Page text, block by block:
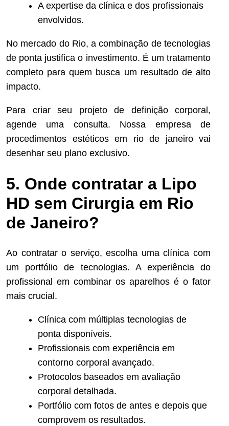
A expertise da clínica e dos profissionais
envolvidos.
No mercado do Rio, a combinação de tecnologias
de ponta justifica o investimento. É um tratamento
completo para quem busca um resultado de alto
impacto.
Para criar seu projeto de definição corporal,
agende uma consulta. Nossa empresa de
procedimentos estéticos em rio de janeiro vai
desenhar seu plano exclusivo.
5. Onde contratar a Lipo
HD sem Cirurgia em Rio
de Janeiro?
Ao contratar o serviço, escolha uma clínica com
um portfólio de tecnologias. A experiência do
profissional em combinar os aparelhos é o fator
mais crucial.
Clínica com múltiplas tecnologias de
ponta disponíveis.
Profissionais com experiência em
contorno corporal avançado.
Protocolos baseados em avaliação
corporal detalhada.
Portfólio com fotos de antes e depois que
comprovem os resultados.